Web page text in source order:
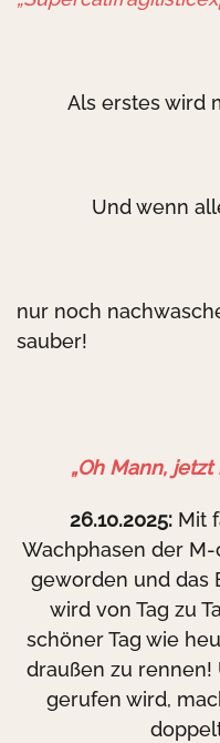
Als erstes wird
Und wenn
nur noch
sauber!
„Oh Mann,
26.10.2025:Mit
Wachphasen der
geworden und das
wird von Tag zu
schöner Tag wie
draußen zu
gerufen wird,